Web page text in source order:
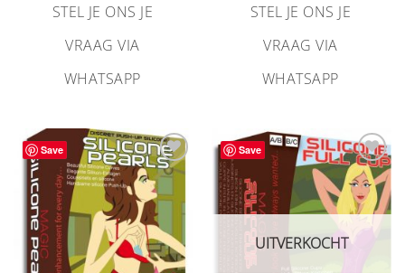
STEL JE ONS JE
VRAAG VIA
WHATSAPP
STEL JE ONS JE
VRAAG VIA
WHATSAPP
Save
Aan
verlanglijst
toevoegen
Save
Aan
verlanglijst
toevoegen
UITVERKOCHT